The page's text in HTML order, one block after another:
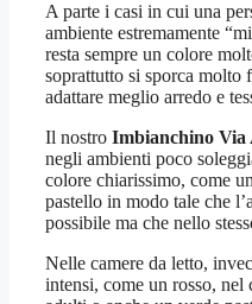
A parte i casi in cui una
ambiente estremamente
resta sempre un colore
soprattutto si sporca molto
adattare meglio arredo e
Il nostro Imbianchino Via
negli ambienti poco
colore chiarissimo, come
pastello in modo tale che
possibile ma che nello
Nelle camere da letto,
intensi, come un rosso, nel